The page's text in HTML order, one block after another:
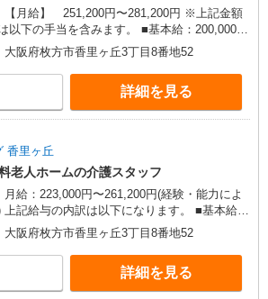
【月給】 251,200円〜281,200円 ※上記金額
以下の手当を含みます。 ■基本給：200,000
230,000円 ■職種手当：5,000円（処遇改善加
円分含） ■夜勤手当：26,000円（5回の場
1回につき5,000円、5回目以降6,000円 ■介
員等処遇改善加算（「新加算」）：20,200円/
※賃金改善実施期間：2025年7月〜2026年8
当 介護福祉士 10,000円 ★年収例★ 介護福祉
得後の実務経験7年 夜勤5回、残業平均10時間
万円程度
大阪府枚方市香里ヶ丘3丁目8番地52
詳細を見る
香里ヶ丘
老人ホームの介護スタッフ
月給：223,000円〜261,200円(経験・能力によ
：
円〜210,000円 ■職種手当：5,000円（処遇
加算1,000円分含む） ■夜勤手当：26,000円
回） ※1回につき5,000円、5回目以降6,000円
護職員等処遇改善加算（「新加算」）：20,200
※賃金改善実施期間：2025年7月〜2026年8
大阪府枚方市香里ヶ丘3丁目8番地52
詳細を見る